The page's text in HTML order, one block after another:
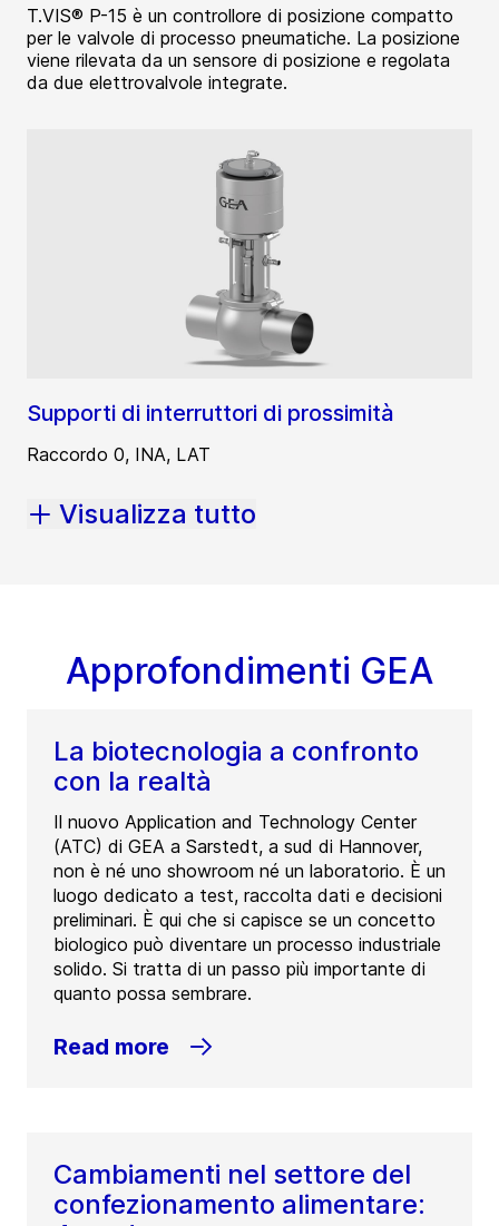
T.VIS® P-15 è un controllore di posizione compatto
per le valvole di processo pneumatiche. La posizione
viene rilevata da un sensore di posizione e regolata
da due elettrovalvole integrate.
Supporti di interruttori di prossimità
Raccordo 0, INA, LAT
Visualizza tutto
Approfondimenti GEA
La biotecnologia a confronto
con la realtà
Il nuovo Application and Technology Center
(ATC) di GEA a Sarstedt, a sud di Hannover,
non è né uno showroom né un laboratorio. È un
luogo dedicato a test, raccolta dati e decisioni
preliminari. È qui che si capisce se un concetto
biologico può diventare un processo industriale
solido. Si tratta di un passo più importante di
quanto possa sembrare.
Read more
Cambiamenti nel settore del
confezionamento alimentare: